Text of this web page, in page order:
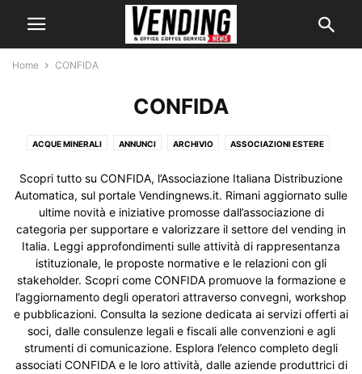
Home CONFIDA
CONFIDA
ACQUE MINERALI ANNUNCI ARCHIVIO ASSOCIAZIONI ESTERE
ATTREZZATURE PER LA PULIZIA ATTUALITÀ ESTERO ATTUALITÀ ITALIA
CAFFÈ CENTRI ASSISTENZA COMPONENTI E RICAMBI
CONFIDA CONOSCI IL VENDING? CONTATTI DATI DI SETTORE
DEPURAZIONE E FILTRAZIONE DELL'ACQUA DISTRIBUTORI AUTOMATICI
EVA FORUM HORECA HORECATV HOST 2019 HOST 2021
I NOSTRI SERVIZI I NOSTRI SITI IL VENDING
INDAGINI E RICERCHE ITALIA L'ESPERTO RISPONDE LINK SUGGERITI
MACCHINE CAMBIAMONETE MACCHINE CONTAMONETE
MACCHINE OCS MEDIA GALLERY MONOUSO NEGOZI AUTOMATICI
Scopri tutto su CONFIDA, l’Associazione Italiana Distribuzione
Automatica, sul portale Vendingnews.it. Rimani aggiornato sulle
ultime novità e iniziative promosse dall’associazione di
categoria per supportare e valorizzare il settore del vending in
Italia. Leggi approfondimenti sulle attività di rappresentanza
istituzionale, le proposte normative e le relazioni con gli
stakeholder. Scopri come CONFIDA promuove la formazione e
l’aggiornamento degli operatori attraverso convegni, workshop
e pubblicazioni. Consulta la sezione dedicata ai servizi offerti ai
soci, dalle consulenze legali e fiscali alle convenzioni e agli
strumenti di comunicazione. Esplora l’elenco completo degli
associati CONFIDA e le loro attività, dalle aziende produttrici di